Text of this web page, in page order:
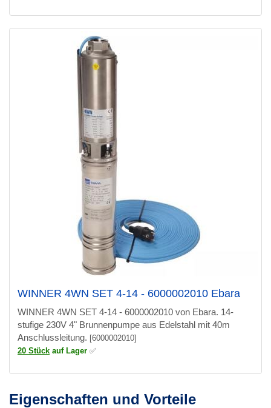
WINNER 4WN SET 4-14 - 6000002010 Ebara
WINNER 4WN SET 4-14 - 6000002010 von Ebara. 14-
stufige 230V 4" Brunnenpumpe aus Edelstahl mit 40m
Anschlussleitung. [6000002010]
20 Stück auf Lager ✅
Eigenschaften und Vorteile